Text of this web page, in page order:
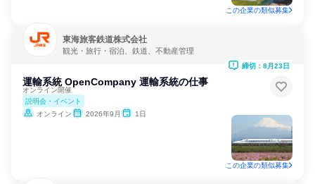
この企業の類似募集
東海旅客鉄道株式会社
観光・旅行・宿泊、鉄道、不動産管理
運輸系統 OpenCompany 運輸系統の仕事
オンライン開催
説明会・イベント
オンライン
2026年9月 1日
締切：8月23日
この企業の類似募集